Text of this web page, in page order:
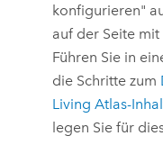
konfigurieren"
auf der Seite
Führen Sie in
die Schritte zum
Living Atlas-
legen Sie für